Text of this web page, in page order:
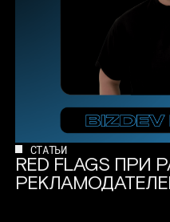
СТАТЬИ
RED FLAGS ПРИ